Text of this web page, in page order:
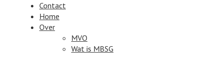
Contact
Home
Over
MVO
Wat is MBSG